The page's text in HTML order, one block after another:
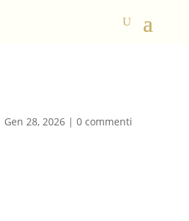
Gen 28, 2026| 0 commenti